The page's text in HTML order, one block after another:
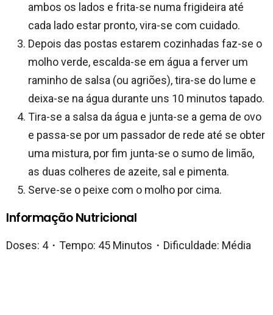
ambos os lados e frita-se numa frigideira até
cada lado estar pronto, vira-se com cuidado.
Depois das postas estarem cozinhadas faz-se o
molho verde, escalda-se em água a ferver um
raminho de salsa (ou agriões), tira-se do lume e
deixa-se na água durante uns 10 minutos tapado.
Tira-se a salsa da água e junta-se a gema de ovo
e passa-se por um passador de rede até se obter
uma mistura, por fim junta-se o sumo de limão,
as duas colheres de azeite, sal e pimenta.
Serve-se o peixe com o molho por cima.
Informação Nutricional
Doses: 4・Tempo: 45 Minutos・Dificuldade: Média